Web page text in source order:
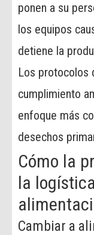
ponen a su
los equipos
detiene la
Los protocolos
cumplimiento
enfoque más
desechos
Cómo la
la
Cambiar a